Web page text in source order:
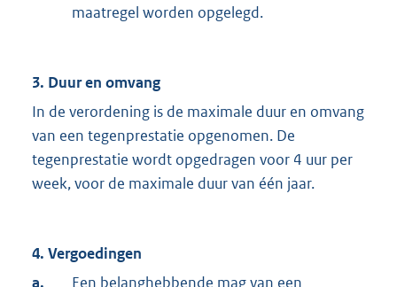
maatregel worden opgelegd.
3. Duur en omvang
In de verordening is de maximale duur en omvang
van een tegenprestatie opgenomen. De
tegenprestatie wordt opgedragen voor 4 uur per
week, voor de maximale duur van één jaar.
4. Vergoedingen
a.
Een belanghebbende mag van een